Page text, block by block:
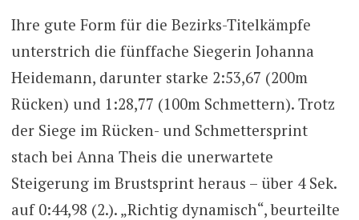
Ihre gute Form für die Bezirks-Titelkämpfe
unterstrich die fünffache Siegerin Johanna
Heidemann, darunter starke 2:53,67 (200m
Rücken) und 1:28,77 (100m Schmettern). Trotz
der Siege im Rücken- und Schmettersprint
stach bei Anna Theis die unerwartete
Steigerung im Brustsprint heraus – über 4 Sek.
auf 0:44,98 (2.). „Richtig dynamisch“, beurteilte